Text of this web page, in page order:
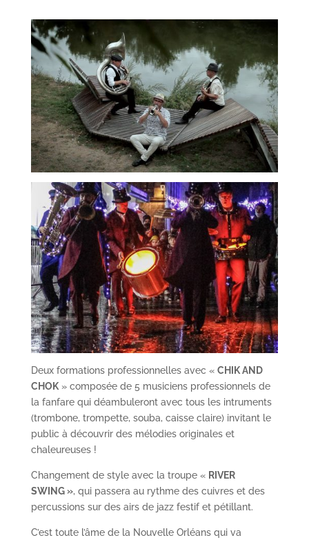
Deux formations professionnelles avec « CHIK AND
CHOK» composée de 5 musiciens professionnels de
la fanfare qui déambuleront avec tous les intruments
(trombone, trompette, souba, caisse claire) invitant le
public à découvrir des mélodies originales et
chaleureuses !
Changement de style avec la troupe « RIVER
SWING », qui passera au rythme des cuivres et des
percussions sur des airs de jazz festif et pétillant.
C’est toute l’âme de la Nouvelle Orléans qui va